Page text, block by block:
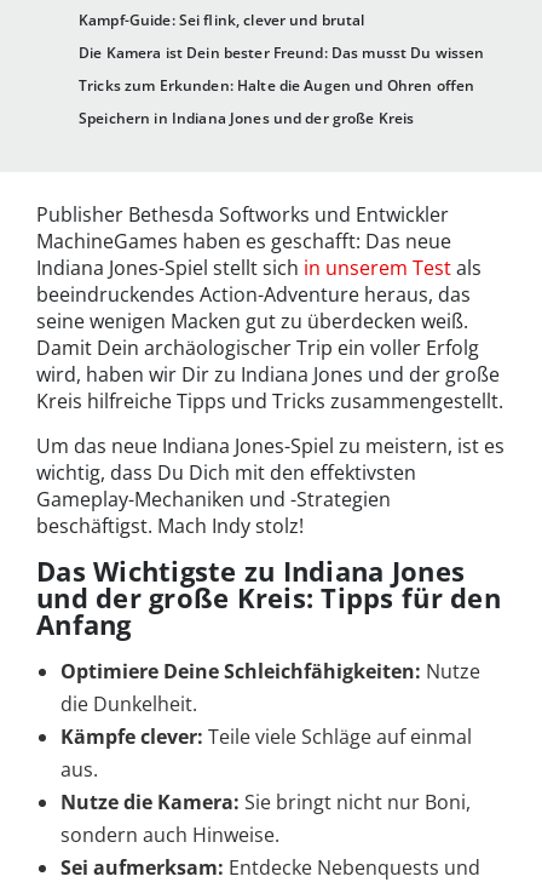
Kampf-Guide: Sei flink, clever und brutal
Die Kamera ist Dein bester Freund: Das musst Du wissen
Tricks zum Erkunden: Halte die Augen und Ohren offen
Speichern in Indiana Jones und der große Kreis
Publisher Bethesda Softworks und Entwickler
MachineGames haben es geschafft: Das neue
Indiana Jones-Spiel stellt sich in unserem Testals
beeindruckendes Action-Adventure heraus, das
seine wenigen Macken gut zu überdecken weiß.
Damit Dein archäologischer Trip ein voller Erfolg
wird, haben wir Dir zu Indiana Jones und der große
Kreis hilfreiche Tipps und Tricks zusammengestellt.
Um das neue Indiana Jones-Spiel zu meistern, ist es
wichtig, dass Du Dich mit den effektivsten
Gameplay-Mechaniken und -Strategien
beschäftigst. Mach Indy stolz!
Das Wichtigste zu Indiana Jones
und der große Kreis: Tipps für den
Anfang
Optimiere Deine Schleichfähigkeiten: Nutze
die Dunkelheit.
Kämpfe clever: Teile viele Schläge auf einmal
aus.
Nutze die Kamera: Sie bringt nicht nur Boni,
sondern auch Hinweise.
Sei aufmerksam: Entdecke Nebenquests und